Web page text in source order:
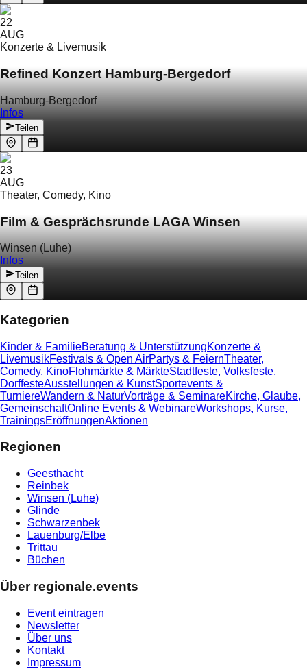
22
AUG
Konzerte & Livemusik
Refined Konzert Hamburg-Bergedorf
Hamburg-Bergedorf
Infos
Teilen
23
AUG
Theater, Comedy, Kino
Film & Gesprächsrunde LAGA Winsen
Winsen (Luhe)
Infos
Teilen
Kategorien
Kinder & FamilieBeratung & UnterstützungKonzerte &
LivemusikFestivals & Open AirPartys & FeiernTheater,
Comedy, KinoFlohmärkte & MärkteStadtfeste, Volksfeste,
DorffesteAusstellungen & KunstSportevents &
TurniereWandern & NaturVorträge & SeminareKirche, Glaube,
GemeinschaftOnline Events & WebinareWorkshops, Kurse,
TrainingsEröffnungenAktionen
Regionen
Geesthacht
Reinbek
Winsen (Luhe)
Glinde
Schwarzenbek
Lauenburg/Elbe
Trittau
Büchen
Über regionale.events
Event eintragen
Newsletter
Über uns
Kontakt
Impressum